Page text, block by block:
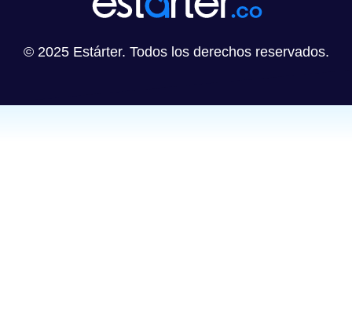
© 2025 Estárter. Todos los derechos reservados.